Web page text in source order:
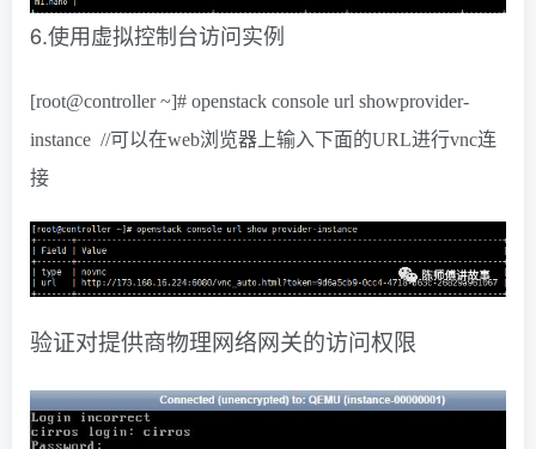
6.使用虚拟控制台访问实例
[root@controller ~]# openstack console url showprovider-
instance //可以在web浏览器上输入下面的URL进行vnc连
接
验证对提供商物理网络网关的访问权限